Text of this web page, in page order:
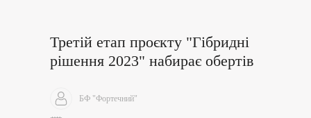
Третій етап проєкту "Гібридні
рішення 2023" набирає обертів
БФ "Фортечний"